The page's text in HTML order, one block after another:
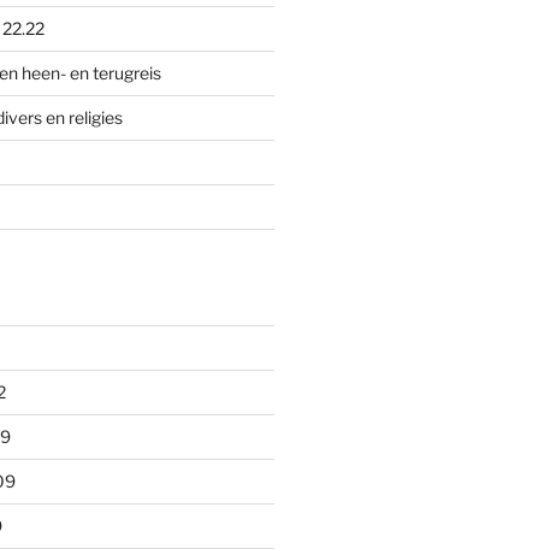
22.22
heen- en terugreis
en religies